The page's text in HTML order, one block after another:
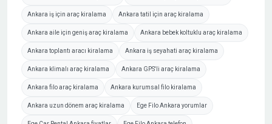
Ankara iş için araç kiralama Ankara tatil için araç kiralama
Ankara aile için geniş araç kiralama Ankara bebek koltuklu araç kiralama
Ankara toplantı aracı kiralama Ankara iş seyahati araç kiralama
Ankara klimalı araç kiralama Ankara GPS'li araç kiralama
Ankara filo araç kiralama Ankara kurumsal filo kiralama
Ankara uzun dönem araç kiralama Ege Filo Ankara yorumlar